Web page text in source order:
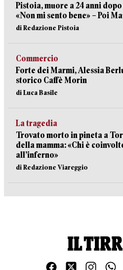
Pistoia, muore a 24 anni
«Non mi sento bene» – Poi
di Redazione Pistoia
Commercio
Forte dei Marmi, Alessia
storico Caffè Morin
di Luca Basile
La tragedia
Trovato morto in pineta a
della mamma: «Chi è
all’inferno»
di Redazione Viareggio